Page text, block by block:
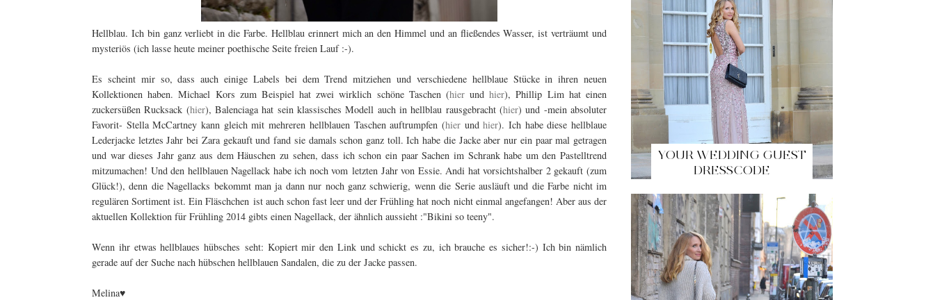
Hellblau. Ich bin ganz verliebt in die Farbe. Hellblau erinnert mich an den Himmel und an fließendes Wasser, ist verträumt und
mysteriös (ich lasse heute meiner poethische Seite freien Lauf :-).
Es scheint mir so, dass auch einige Labels bei dem Trend mitziehen und verschiedene hellblaue Stücke in ihren neuen
Kollektionen haben. Michael Kors zum Beispiel hat zwei wirklich schöne Taschen (hierundhier), Phillip Lim hat einen
zuckersüßen Rucksack (hier), Balenciaga hat sein klassisches Modell auch in hellblau rausgebracht (hier) und -mein absoluter
Favorit- Stella McCartney kann gleich mit mehreren hellblauen Taschen auftrumpfen (hierundhier). Ich habe diese hellblaue
Lederjacke letztes Jahr bei Zara gekauft und fand sie damals schon ganz toll. Ich habe die Jacke aber nur ein paar mal getragen
und war dieses Jahr ganz aus dem Häuschen zu sehen, dass ich schon ein paar Sachen im Schrank habe um den Pastelltrend
mitzumachen! Und den hellblauen Nagellack habe ich noch vom letzten Jahr von Essie. Andi hat vorsichtshalber 2 gekauft (zum
Glück!), denn die Nagellacks bekommt man ja dann nur noch ganz schwierig, wenn die Serie ausläuft und die Farbe nicht im
regulären Sortiment ist. Ein Fläschchen ist auch schon fast leer und der Frühling hat noch nicht einmal angefangen! Aber aus der
aktuellen Kollektion für Frühling 2014 gibts einen Nagellack, der ähnlich aussieht :"Bikini so teeny".
Wenn ihr etwas hellblaues hübsches seht: Kopiert mir den Link und schickt es zu, ich brauche es sicher!:-) Ich bin nämlich
gerade auf der Suche nach hübschen hellblauen Sandalen, die zu der Jacke passen.
Melina♥
YOUR WEDDING GUEST
DRESSCODE